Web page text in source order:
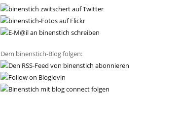
Dem binenstich-Blog folgen: